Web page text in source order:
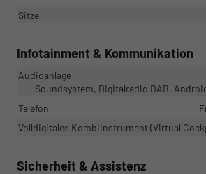
Sitze
Infotainment & Kommunikation
Audioanlage
Soundsystem, Digitalradio DAB,
Telefon
Volldigitales Kombiinstrument (Virtual
Sicherheit & Assistenz